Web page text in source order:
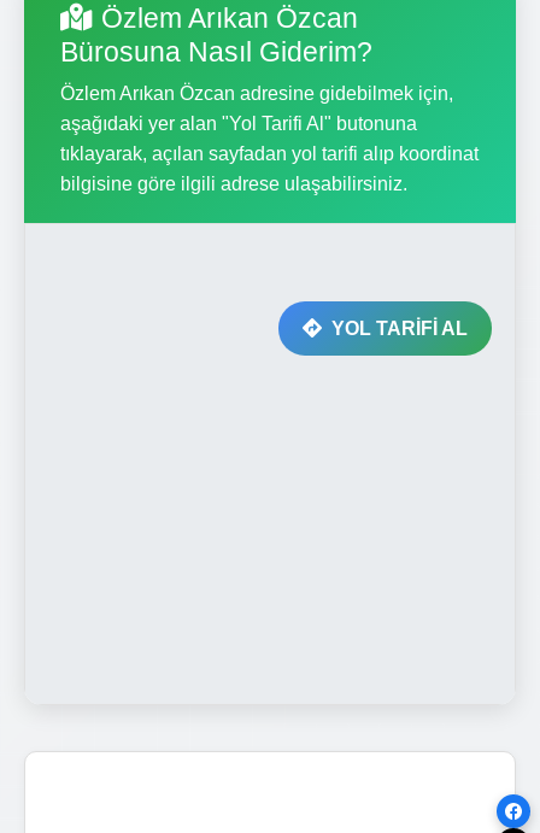
Özlem Arıkan Özcan
Bürosuna Nasıl Giderim?
Özlem Arıkan Özcan adresine gidebilmek için,
aşağıdaki yer alan "Yol Tarifi Al" butonuna
tıklayarak, açılan sayfadan yol tarifi alıp koordinat
bilgisine göre ilgili adrese ulaşabilirsiniz.
YOL TARİFİ AL